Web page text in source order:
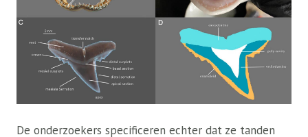
De onderzoekers specificeren echter dat ze tanden